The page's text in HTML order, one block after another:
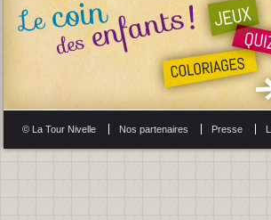
© La Tour Nivelle Nos partenaires Presse